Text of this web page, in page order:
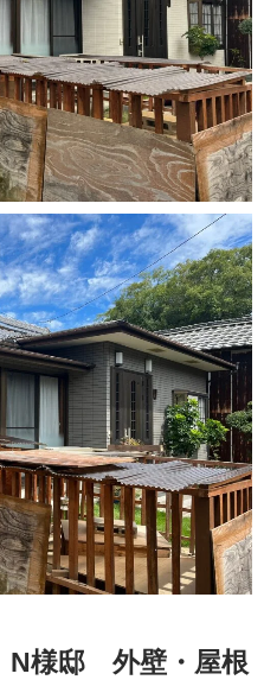
N様邸 外壁・屋根